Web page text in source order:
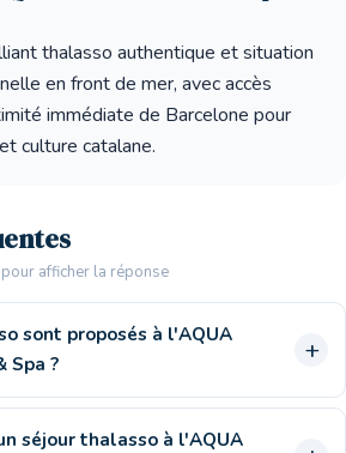
thalasso authentique et situation
en front de mer, avec accès
immédiate de Barcelone pour
culture catalane.
afficher la réponse
sont proposés à l'AQUA
Spa ?
séjour thalasso à l'AQUA